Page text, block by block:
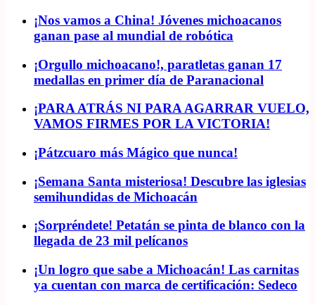
¡Nos vamos a China! Jóvenes michoacanos
ganan pase al mundial de robótica
¡Orgullo michoacano!, paratletas ganan 17
medallas en primer día de Paranacional
¡PARA ATRÁS NI PARA AGARRAR VUELO,
VAMOS FIRMES POR LA VICTORIA!
¡Pátzcuaro más Mágico que nunca!
¡Semana Santa misteriosa! Descubre las iglesias
semihundidas de Michoacán
¡Sorpréndete! Petatán se pinta de blanco con la
llegada de 23 mil pelícanos
¡Un logro que sabe a Michoacán! Las carnitas
ya cuentan con marca de certificación: Sedeco